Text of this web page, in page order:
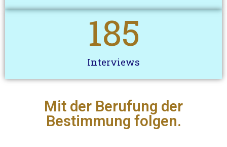
185
Interviews
Mit der Berufung der
Bestimmung folgen.